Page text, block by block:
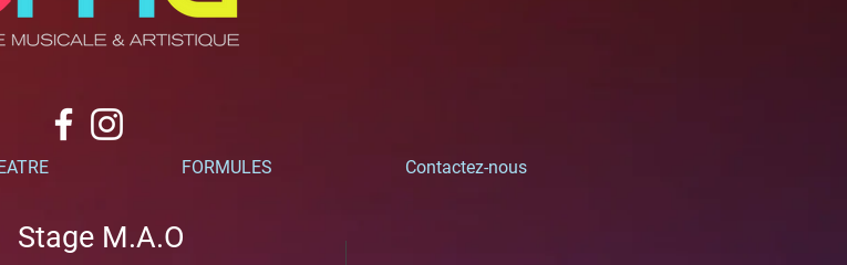
FORMULES Contactez-nous
Stage M.A.O